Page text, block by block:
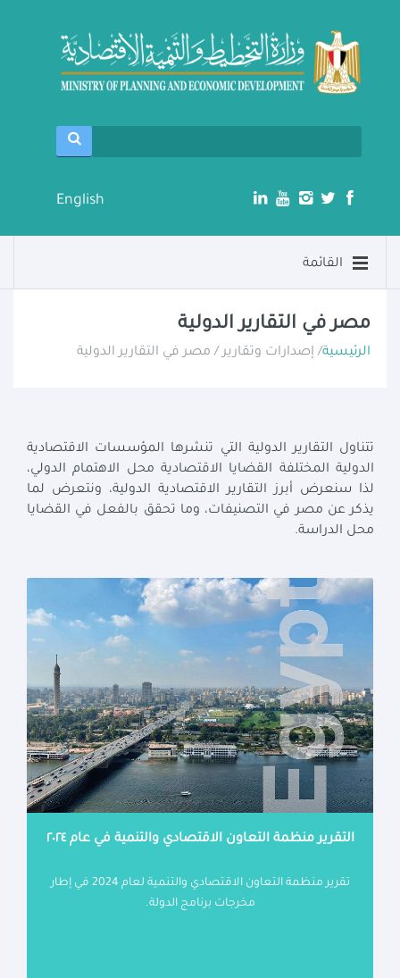
English
القائمة
مصر في التقارير الدولية
الرئيسية/ إصدارات وتقارير / مصر في التقارير الدولية
تتناول التقارير الدولية التي تنشرها المؤسسات الاقتصادية
الدولية المختلفة القضايا الاقتصادية محل الاهتمام الدولي،
لذا سنعرض أبرز التقارير الاقتصادية الدولية، ونتعرض لما
يذكر عن مصر في التصنيفات، وما تحقق بالفعل في القضايا
محل الدراسة.
التقرير منظمة التعاون الاقتصادي والتنمية في عام ٢٠٢٤
تقرير منظمة التعاون الاقتصادي والتنمية لعام 2024 في إطار
مخرجات برنامج الدولة.